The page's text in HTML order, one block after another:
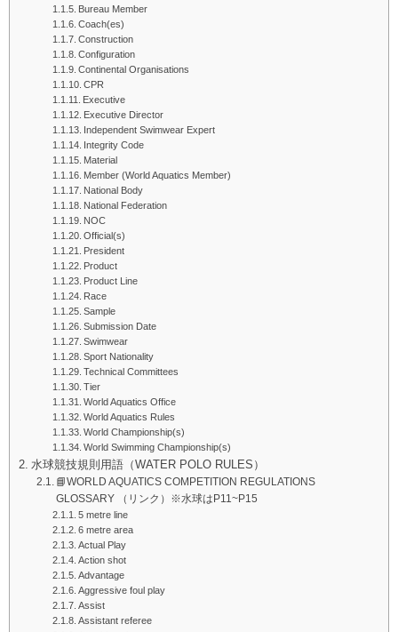
Bureau Member
Coach(es)
Construction
Configuration
Continental Organisations
CPR
Executive
Executive Director
Independent Swimwear Expert
Integrity Code
Material
Member (World Aquatics Member)
National Body
National Federation
NOC
Official(s)
President
Product
Product Line
Race
Sample
Submission Date
Swimwear
Sport Nationality
Technical Committees
Tier
World Aquatics Office
World Aquatics Rules
World Championship(s)
World Swimming Championship(s)
水球競技規則用語（WATER POLO RULES）
📘WORLD AQUATICS COMPETITION REGULATIONS
GLOSSARY （リンク）※水球はP11~P15
5 metre line
6 metre area
Actual Play
Action shot
Advantage
Aggressive foul play
Assist
Assistant referee